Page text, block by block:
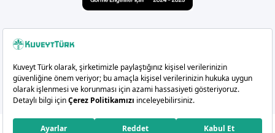
Whatsapp
Copyright 2026 Kuveyt Türk Katılım Bankası A.Ş.